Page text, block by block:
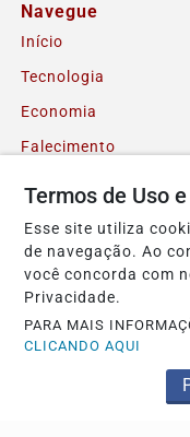
Navegue
Início
Tecnologia
Economia
Falecimento
Educação
Publicidade
Em Cartaz
Termos de Uso
Esse site utiliza
de navegação. Ao
você concorda com
Privacidade.
PARA MAIS
CLICANDO AQUI